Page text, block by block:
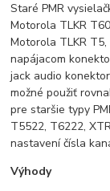
Staré PMR
Motorola TLKR
Motorola TLKR
napájacom
jack audio
možné použiť
pre staršie typy
T5522, T6222,
nastavení čísla
Výhody